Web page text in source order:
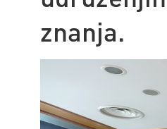
znanja.